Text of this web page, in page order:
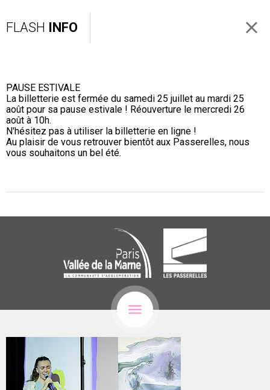
FLASH INFO
PAUSE ESTIVALE
La billetterie est fermée du samedi 25 juillet au mardi 25
août pour sa pause estivale ! Réouverture le mercredi 26
août à 10h.
N'hésitez pas à utiliser la billetterie en ligne !
Au plaisir de vous retrouver bientôt aux Passerelles, nous
vous souhaitons un bel été.